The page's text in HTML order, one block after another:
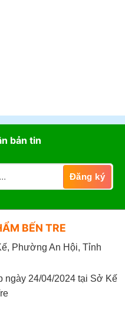
bản tin
BẾN TRE
Phường An Hội, Tỉnh
ngày 24/04/2024 tại Sở Kế